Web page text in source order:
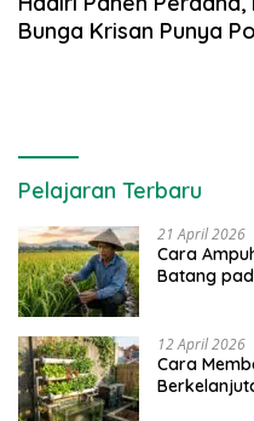
Bunga Krisan Punya
Pelajaran Terbaru
21 April 2026
Cara
Batang
12 April 2026
Cara